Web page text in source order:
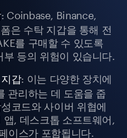
: Coinbase, Binance,
은 수탁 지갑을 통해 전
를 구매할 수 있도록
등의 위험이 있습니다.
갑: 이는 다양한 장치에
관리하는 데 도움을 줍
코드와 사이버 위협에
, 데스크톱 소프트웨어,
이스가 포함됩니다.